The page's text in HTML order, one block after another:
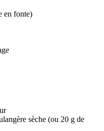
en fonte)
sèche (ou 20 g de